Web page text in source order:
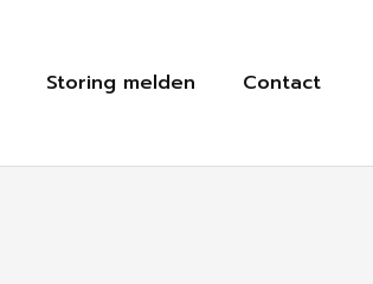
Storing melden Contact